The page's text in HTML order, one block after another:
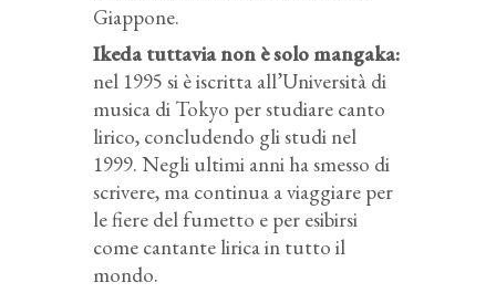
Giappone.
Ikeda tuttavia non è solo mangaka:
nel 1995 si è iscritta all’Università di
musica di Tokyo per studiare canto
lirico, concludendo gli studi nel
1999. Negli ultimi anni ha smesso di
scrivere, ma continua a viaggiare per
le fiere del fumetto e per esibirsi
come cantante lirica in tutto il
mondo.